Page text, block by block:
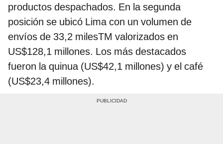
productos despachados. En la segunda
posición se ubicó Lima con un volumen de
envíos de 33,2 milesTM valorizados en
US$128,1 millones. Los más destacados
fueron la quinua (US$42,1 millones) y el café
(US$23,4 millones).